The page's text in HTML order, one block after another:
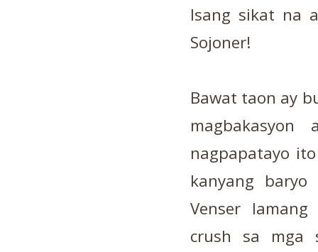
Isang sikat na
Sojoner!
Bawat taon ay
nagpapatayo
kanyang
Venser
crush sa mga